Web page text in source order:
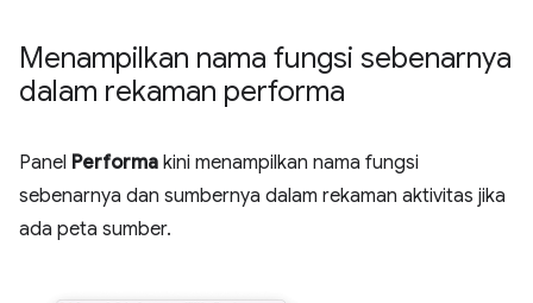
Menampilkan nama fungsi sebenarnya
dalam rekaman performa
Panel Performa kini menampilkan nama fungsi
sebenarnya dan sumbernya dalam rekaman aktivitas jika
ada peta sumber.